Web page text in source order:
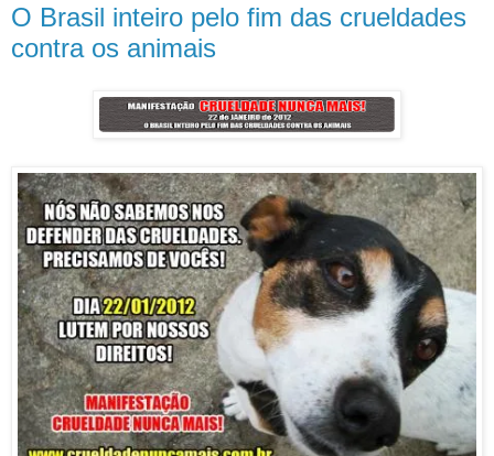
O Brasil inteiro pelo fim das crueldades
contra os animais